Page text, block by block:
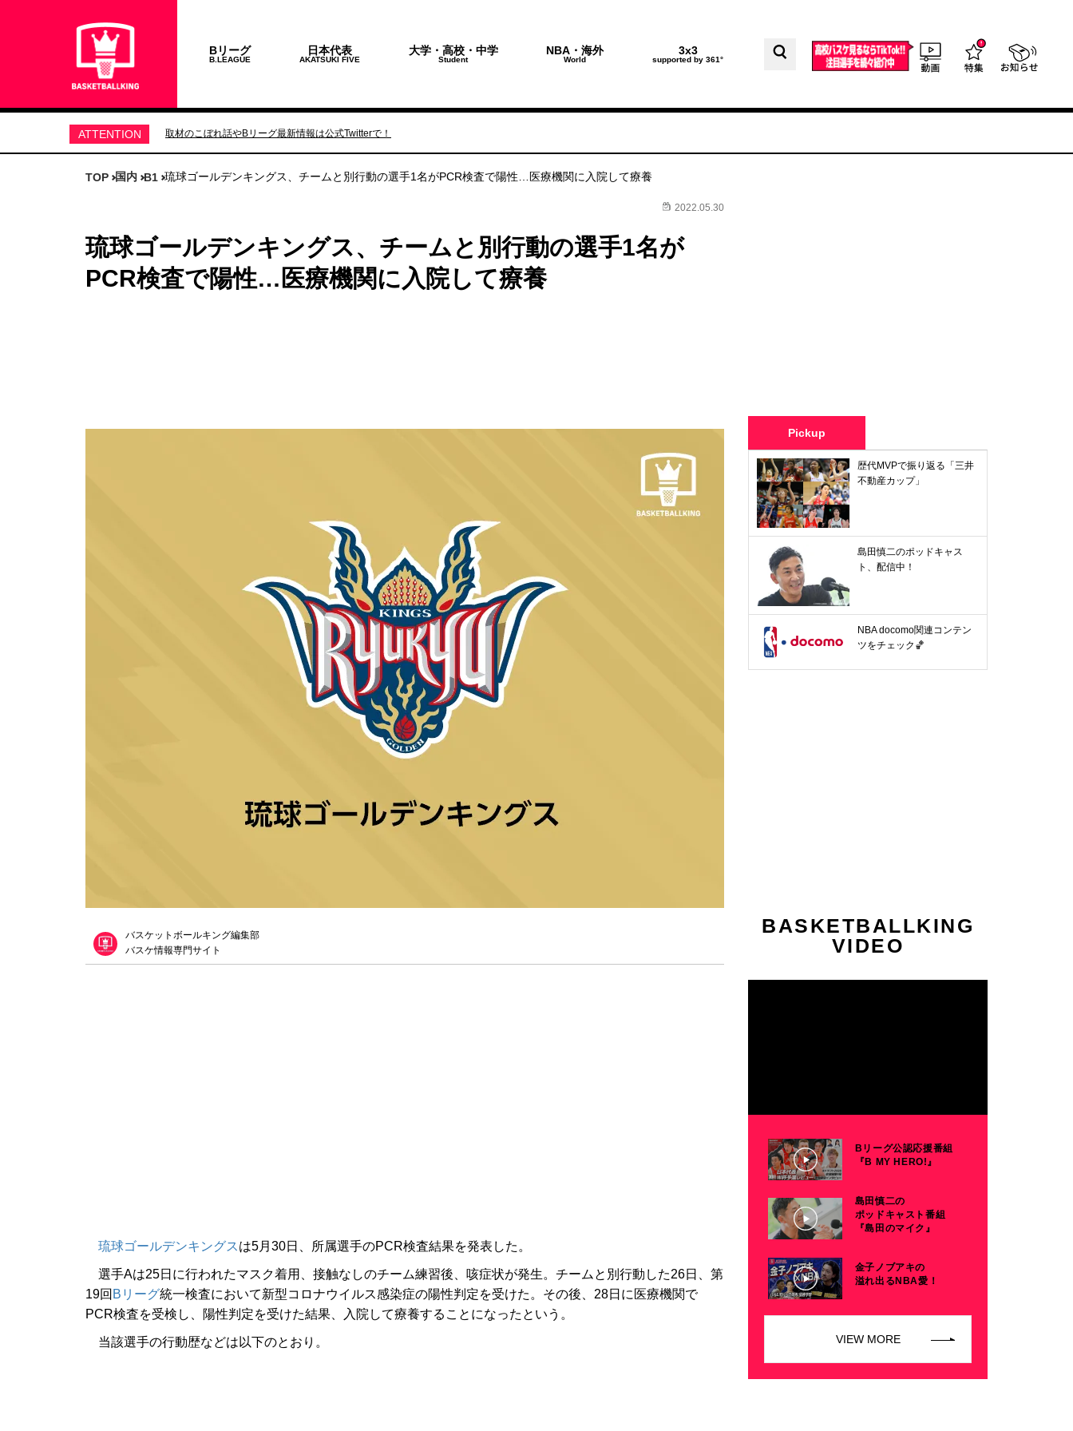
Bリーグ
B.LEAGUE
日本代表
AKATSUKI FIVE
大学・高校・中学
Student
NBA・海外
World
3x3
supported by 361°
ATTENTION 取材のこぼれ話やBリーグ最新情報は公式Twitterで！
TOP 国内 B1 琉球ゴールデンキングス、チームと別行動の選手1名がPCR検査で陽性…医療機関に入院して療養
2022.05.30
琉球ゴールデンキングス、チームと別行動の選手1名が
PCR検査で陽性…医療機関に入院して療養
バスケットボールキング編集部
バスケ情報専門サイト
琉球ゴールデンキングスは5月30日、所属選手のPCR検査結果を発表した。
選手Aは25日に行われたマスク着用、接触なしのチーム練習後、咳症状が発生。チームと別行動した26日、第
19回 Bリーグ統一検査において新型コロナウイルス感染症の陽性判定を受けた。その後、28日に医療機関で
PCR検査を受検し、陽性判定を受けた結果、入院して療養することになったという。
当該選手の行動歴などは以下のとおり。
Pickup
歴代MVPで振り返る「三井
不動産カップ」
島田慎二のポッドキャス
ト、配信中！
NBA docomo関連コンテン
ツをチェック🏀
BASKETBALLKING
VIDEO
Bリーグ公認応援番組
『B MY HERO!』
島田慎二の
ポッドキャスト番組
『島田のマイク』
金子ノブアキの
溢れ出るNBA愛！
VIEW MORE